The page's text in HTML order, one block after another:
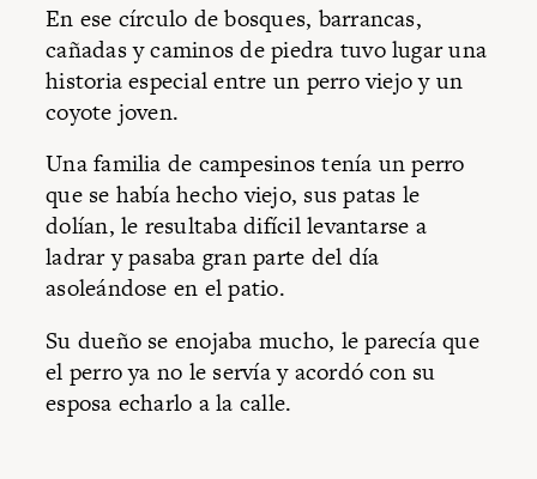
En ese círculo de bosques, barrancas,
cañadas y caminos de piedra tuvo lugar una
historia especial entre un perro viejo y un
coyote joven.
Una familia de campesinos tenía un perro
que se había hecho viejo, sus patas le
dolían, le resultaba difícil levantarse a
ladrar y pasaba gran parte del día
asoleándose en el patio.
Su dueño se enojaba mucho, le parecía que
el perro ya no le servía y acordó con su
esposa echarlo a la calle.